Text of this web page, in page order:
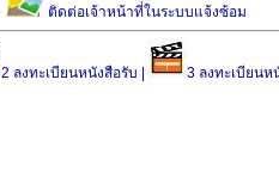
ติดต่อเจ้าหน้าที่ในระบบแจ้งซ้อม
2 ลงทะเบียนหนังสือรับ |
3 ลงทะเบียนห